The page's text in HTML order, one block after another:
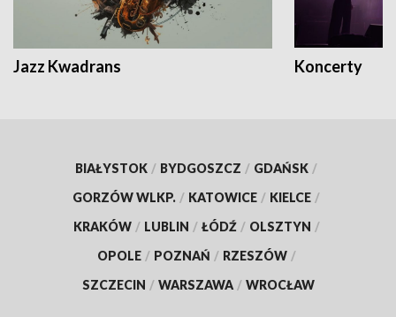
Jazz Kwadrans Koncerty
BIAŁYSTOK / BYDGOSZCZ / GDAŃSK /
GORZÓW WLKP. / KATOWICE / KIELCE /
KRAKÓW / LUBLIN / ŁÓDŹ / OLSZTYN /
OPOLE / POZNAŃ / RZESZÓW /
SZCZECIN / WARSZAWA / WROCŁAW